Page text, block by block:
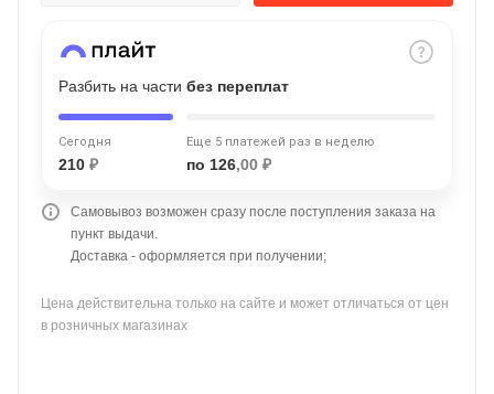
Разбить на части без переплат
Сегодня
210 ₽
Еще 5 платежей раз в неделю
по 126,00 ₽
Самовывоз возможен сразу после поступления заказа на
пункт выдачи.
Доставка - оформляется при получении;
Цена действительна только на сайте и может отличаться от цен
в розничных магазинах
недели